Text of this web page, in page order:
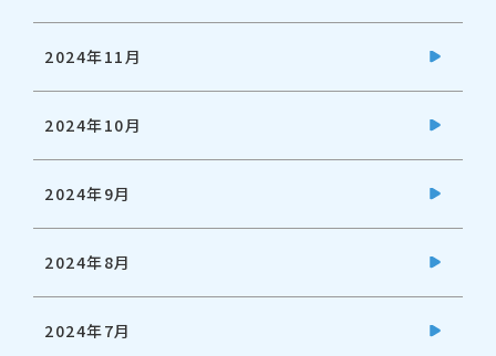
2024年11月
2024年10月
2024年9月
2024年8月
2024年7月